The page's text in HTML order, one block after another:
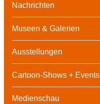
Nachrichten
Museen & Galerien
Ausstellungen
Cartoon-Shows + Events
Medienschau